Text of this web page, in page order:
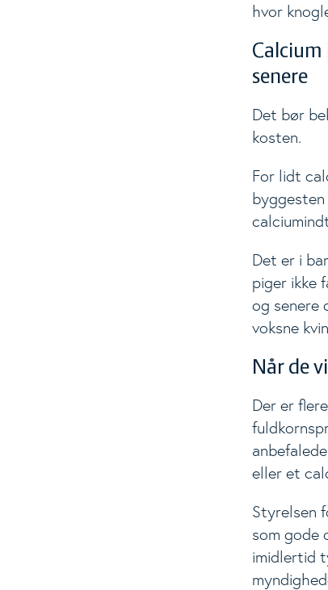
hvor
Calcium
senere
Det bør
kosten.
For lidt
Det er i
piger ikke
og senere
voksne
Når de
Der er
eller et
Styrelsen
som gode
imidlertid